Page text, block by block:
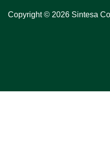
Copyright © 2026 Sintesa